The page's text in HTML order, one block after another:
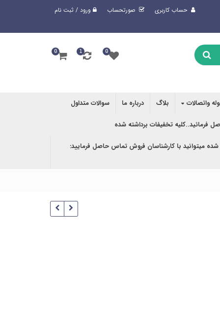
حساب کاربری صورتحساب ورود / ثبت نام
0
1
0
واتصالات بلاگ درباره ما سوالات متداول
فرمائید..کلیه تخفیفات برداشته شده
میتوانید با کارشناسان فروش تماس حاصل فرمایید: